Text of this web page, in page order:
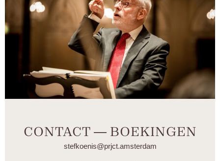
CONTACT ― BOEKINGEN
stefkoenis@prjct.amsterdam